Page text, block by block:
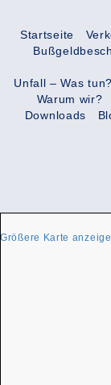
Startseite
Unfall – Was tun?
Warum wir?
Downloads
Größere Karte